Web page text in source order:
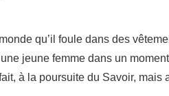
qu’il foule dans des
jeune femme dans un
à la poursuite du Savoir, mais